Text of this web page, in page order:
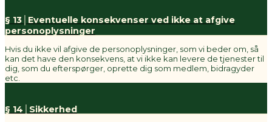
§ 13│Eventuelle konsekvenser ved ikke at afgive
personoplysninger
Hvis du ikke vil afgive de personoplysninger, som vi beder om, så
kan det have den konsekvens, at vi ikke kan levere de tjenester til
dig, som du efterspørger, oprette dig som medlem, bidragyder
etc.
§ 14│Sikkerhed